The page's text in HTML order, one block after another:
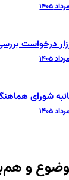
درخواست
شورای
و